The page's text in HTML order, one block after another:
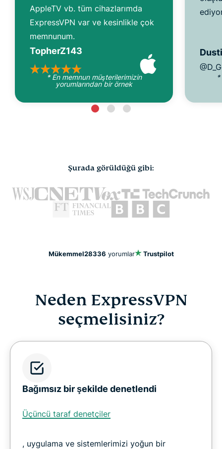
AppleTV vb. tüm cihazlarımda
ExpressVPN var ve kesinlikle çok
memnunum.
TopherZ143
* En memnun müşterilerimizin
yorumlarından bir örnek
*
Şurada görüldüğü gibi:
Mükemmel28336 yorumlar Trustpilot
Neden ExpressVPN
seçmelisiniz?
Bağımsız bir şekilde denetlendi
Üçüncü taraf denetçiler
, uygulama ve sistemlerimizi yoğun bir